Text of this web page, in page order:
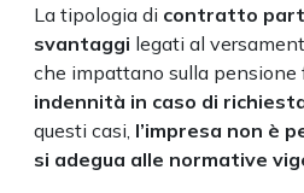
La tipologia di contratto
svantaggi legati al
che impattano sulla pensione
indennità in caso di
questi casi, l’impresa non è
si adegua alle normative